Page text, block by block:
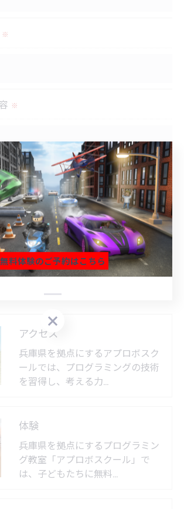
さい。
様の個人情報の開示･訂正･削除・利
を確認のうえ、対応させて頂きま
･訂正･削除・利用停止の具体的手続
は、お電話でお問合せ下さい。
※
※
アクセス
兵庫県を拠点にするアプロボスク
ールでは、プログラミングの技術
を習得し、考える力…
体験
兵庫県を拠点にするプログラミン
グ教室「アプロボスクール」で
は、子どもたちに無料…
無料体験のご予約はこちら